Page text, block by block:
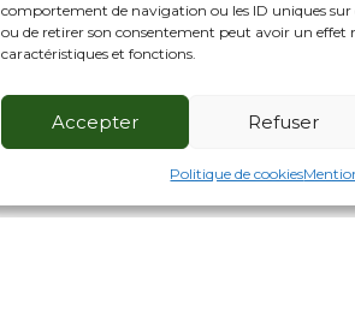
comportement de navigation ou les ID uniques sur
ou de retirer son consentement peut avoir un effet
caractéristiques et fonctions.
Accepter Refuser
Politique de cookies